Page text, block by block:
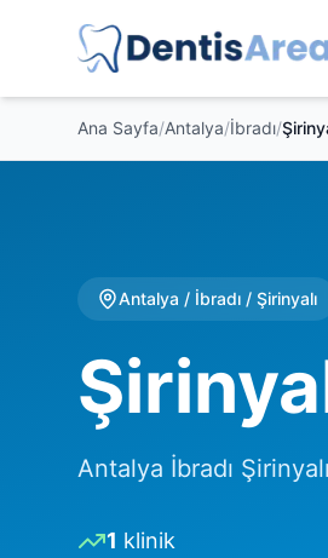
Ana Sayfa/Antalya/İbradı/
Antalya / İbradı / Şirinyalı
Antalya İbradı
1 klinik